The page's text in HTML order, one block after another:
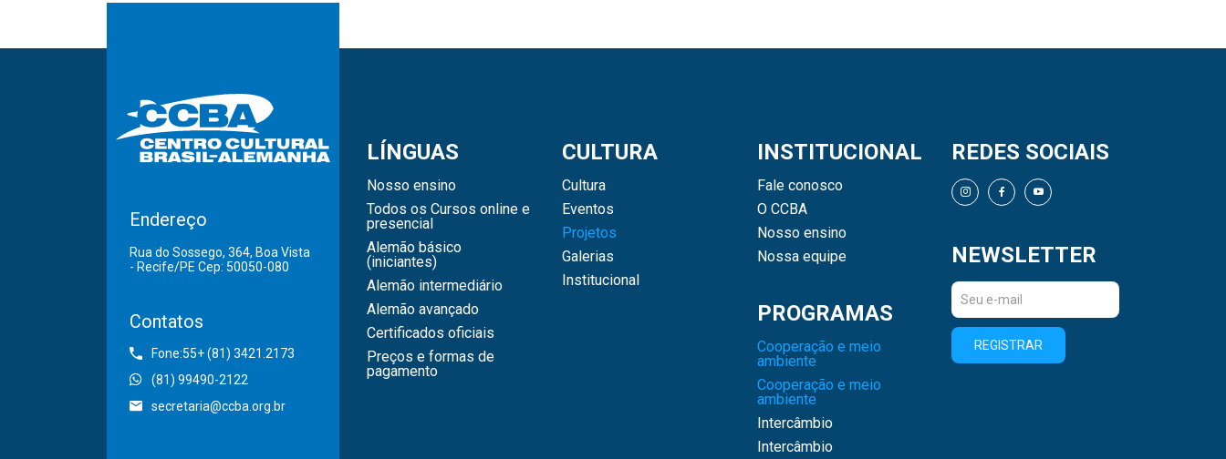
Endereço
Rua do Sossego, 364, Boa Vista
- Recife/PE Cep: 50050-080
Contatos
Fone:55+ (81) 3421.2173
(81) 99490-2122
secretaria@ccba.org.br
LÍNGUAS
Nosso ensino
Todos os Cursos online e
presencial
Alemão básico
(iniciantes)
Alemão intermediário
Alemão avançado
Certificados oficiais
Preços e formas de
pagamento
CULTURA
Cultura
Eventos
Projetos
Galerias
Institucional
INSTITUCIONAL
Fale conosco
O CCBA
Nosso ensino
Nossa equipe
PROGRAMAS
Cooperação e meio
ambiente
Cooperação e meio
ambiente
Intercâmbio
Intercâmbio
REDES SOCIAIS
NEWSLETTER
REGISTRAR